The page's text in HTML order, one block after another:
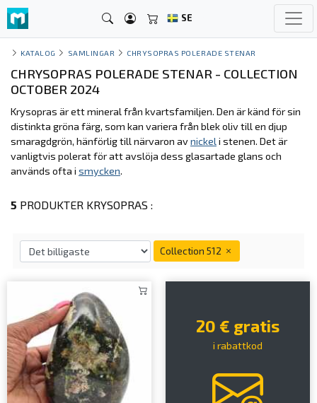
SE
KATALOG SAMLINGAR CHRYSOPRAS POLERADE STENAR
CHRYSOPRAS POLERADE STENAR - COLLECTION
OCTOBER 2024
Krysopras är ett mineral från kvartsfamiljen. Den är känd för sin
distinkta gröna färg, som kan variera från blek oliv till en djup
smaragdgrön, hänförlig till närvaron avnickel i stenen. Det är
vanligtvis polerat för att avslöja dess glasartade glans och
används ofta i smycken.
5 PRODUKTER KRYSOPRAS :
Collection 512
20 € gratis
i rabattkod